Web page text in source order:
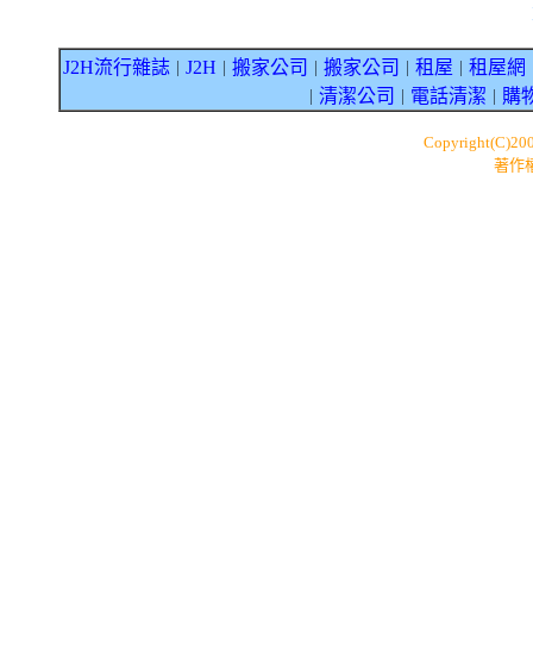
J2H流行雜誌 J2H 搬家公司 搬家公司 租屋 租屋網
清潔公司 電話清潔 購
著作